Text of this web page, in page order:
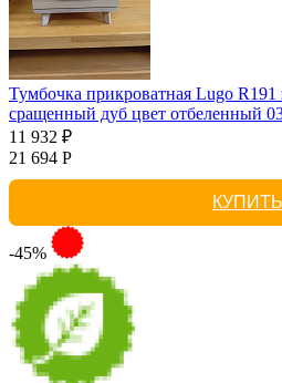
Тумбочка прикроватная Lugo R191
сращенный дуб цвет отбеленный
11 932 ₽
21 694 Р
КУПИТЬ
-45%